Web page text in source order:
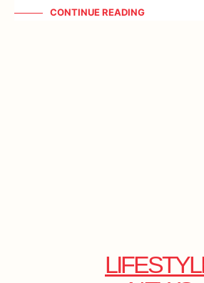
CONTINUE READING